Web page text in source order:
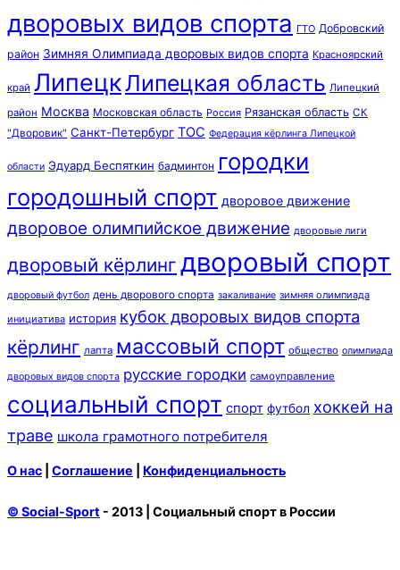
дворовых видов спорта ГТО Добровский
район Зимняя Олимпиада дворовых видов спорта Красноярский
край ЛипецкЛипецкая область Липецкий
район Москва Московская область Россия Рязанская область СК
"Дворовик" Санкт-Петербург ТОС Федерация кёрлинга Липецкой
области Эдуард Беспяткин бадминтон городки
городошный спорт дворовое движение
дворовое олимпийское движение дворовые лиги
дворовый кёрлинг дворовый спорт
дворовый футбол день дворового спорта закаливание зимняя олимпиада
инициатива история кубок дворовых видов спорта
кёрлинг лапта массовый спорт общество олимпиада
дворовых видов спорта русские городки самоуправление
социальный спорт спорт футбол хоккей на
траве школа грамотного потребителя
О нас Соглашение Конфиденциальность
© Social-Sport - 2013 | Социальный спорт в России